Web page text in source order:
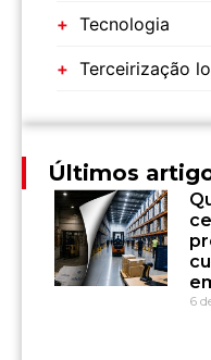
Tecnologia
Terceirização
Últimos
6